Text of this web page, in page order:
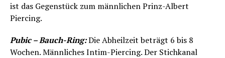
ist das Gegenstück zum männlichen Prinz-Albert
Piercing.
Pubic – Bauch-Ring:Die Abheilzeit beträgt 6 bis 8
Wochen. Männliches Intim-Piercing. Der Stichkanal